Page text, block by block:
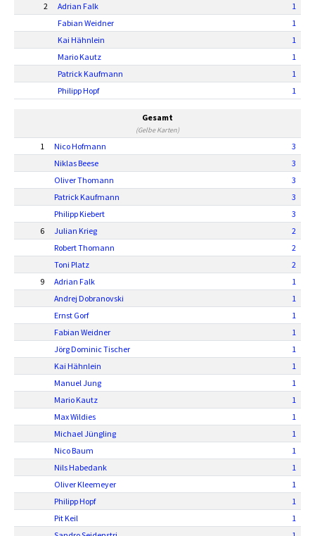
2
Adrian Falk
1
Fabian Weidner
1
Kai Hähnlein
1
Mario Kautz
1
Patrick Kaufmann
1
Philipp Hopf
1
Gesamt
(Gelbe Karten)
1 Nico Hofmann
3
Niklas Beese
3
Oliver Thomann
3
Patrick Kaufmann
3
Philipp Kiebert
3
6
Julian Krieg
2
Robert Thomann
2
Toni Platz
2
9
Adrian Falk
1
Andrej Dobranovski
1
Ernst Gorf
1
Fabian Weidner
1
Jörg Dominic Tischer
1
Kai Hähnlein
1
Manuel Jung
1
Mario Kautz
1
Max Wildies
1
Michael Jüngling
1
Nico Baum
1
Nils Habedank
1
Oliver Kleemeyer
1
Philipp Hopf
1
Pit Keil
1